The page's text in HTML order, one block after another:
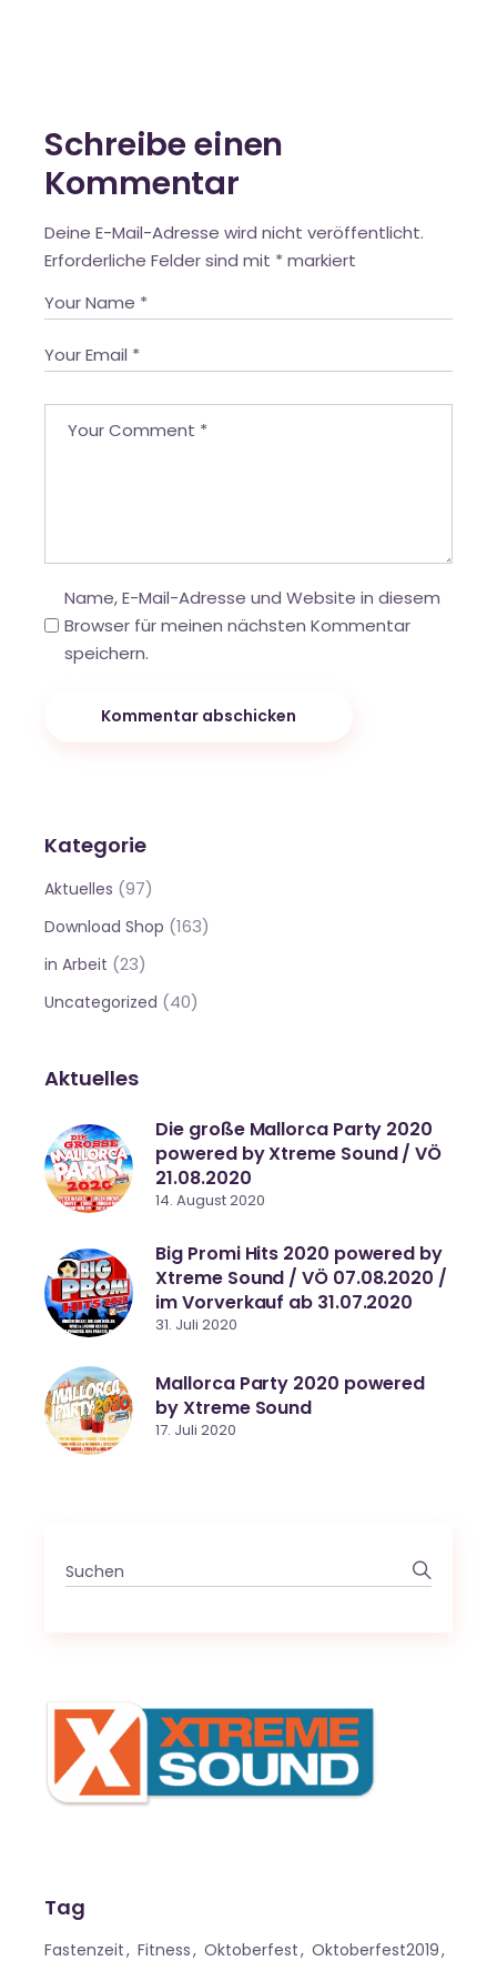
Schreibe einen
Kommentar
Deine E-Mail-Adresse wird nicht veröffentlicht.
Erforderliche Felder sind mit * markiert
Name, E-Mail-Adresse und Website in diesem
Browser für meinen nächsten Kommentar
speichern.
Kommentar abschicken
Kategorie
Aktuelles (97)
Download Shop (163)
in Arbeit (23)
Uncategorized (40)
Aktuelles
Die große Mallorca Party 2020
powered by Xtreme Sound / VÖ
21.08.2020
14. August 2020
Big Promi Hits 2020 powered by
Xtreme Sound / VÖ 07.08.2020 /
im Vorverkauf ab 31.07.2020
31. Juli 2020
Mallorca Party 2020 powered
by Xtreme Sound
17. Juli 2020
Search
for:
Tag
Fastenzeit Fitness Oktoberfest
Oktoberfest2019